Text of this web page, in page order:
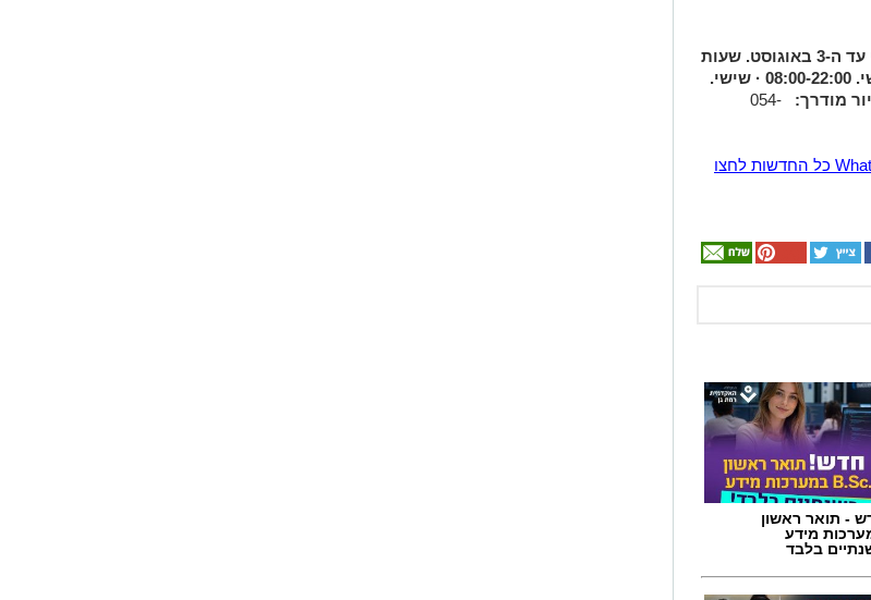
ה-4 ביולי עד ה-3 באוגוסט. שעות
· שישי.
054-
הצטרפו לקבוצת החדשות השקטה של רמת גן נט ב-WhatsApp כל החדשות לחצו
- תואר ראשון
מידע
בלבד